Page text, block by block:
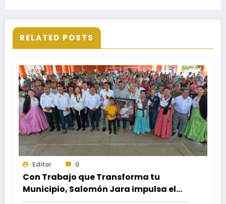
RELATED POSTS
Editor 0
Con Trabajo que Transforma tu
Municipio, Salomón Jara impulsa el
desarrollo de Santiago Minas